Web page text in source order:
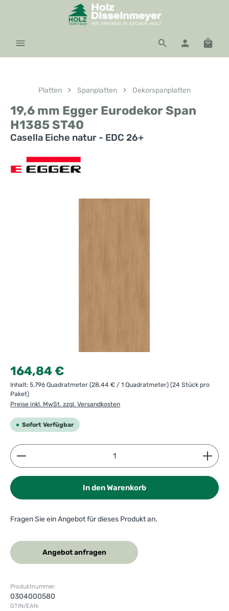
Zum Hauptinhalt springen
Platten Spanplatten Dekorspanplatten
19,6 mm Egger Eurodekor Span
H1385 ST40
Casella Eiche natur - EDC 26+
Regulärer Preis:
164,84 €
Inhalt: 5.796 Quadratmeter (28,44 € / 1 Quadratmeter) (24 Stück pro
Paket)
Preise inkl. MwSt. zzgl. Versandkosten
Sofort Verfügbar
Produkt Anzahl: Gib den gewünschten Wert ein
In den Warenkorb
Fragen Sie ein Angebot für dieses Produkt an.
Angebot anfragen
Produktnummer:
0304000580
GTIN/EAN: